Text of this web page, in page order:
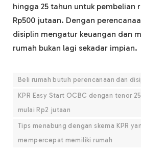
hingga 25 tahun untuk pembelian
Rp500 jutaan. Dengan
disiplin mengatur keuangan dan
rumah bukan lagi sekadar impian.
Beli rumah butuh perencanaan dan
KPR Easy Start OCBC dengan tenor
mulai Rp2 jutaan
Tips menabung dengan skema KPR
mempercepat memiliki rumah